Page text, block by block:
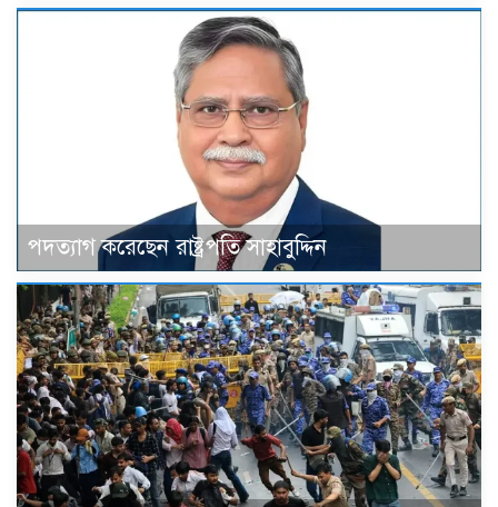
পদত্যাগ করেছেন রাষ্ট্রপতি সাহাবুদ্দিন